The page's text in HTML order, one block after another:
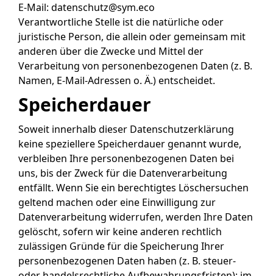
E-Mail: datenschutz@sym.eco
Verantwortliche Stelle ist die natürliche oder
juristische Person, die allein oder gemeinsam mit
anderen über die Zwecke und Mittel der
Verarbeitung von personenbezogenen Daten (z. B.
Namen, E-Mail-Adressen o. Ä.) entscheidet.
Speicherdauer
Soweit innerhalb dieser Datenschutzerklärung
keine speziellere Speicherdauer genannt wurde,
verbleiben Ihre personenbezogenen Daten bei
uns, bis der Zweck für die Datenverarbeitung
entfällt. Wenn Sie ein berechtigtes Löschersuchen
geltend machen oder eine Einwilligung zur
Datenverarbeitung widerrufen, werden Ihre Daten
gelöscht, sofern wir keine anderen rechtlich
zulässigen Gründe für die Speicherung Ihrer
personenbezogenen Daten haben (z. B. steuer-